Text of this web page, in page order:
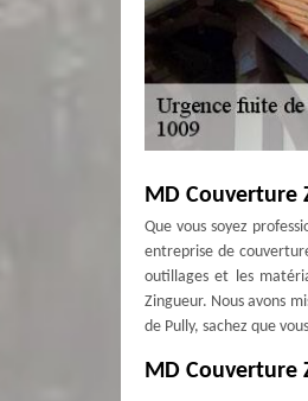
MD Couverture
Que vous soyez
entreprise de
outillages et les
Zingueur. Nous avons
de Pully, sachez que
MD Couverture